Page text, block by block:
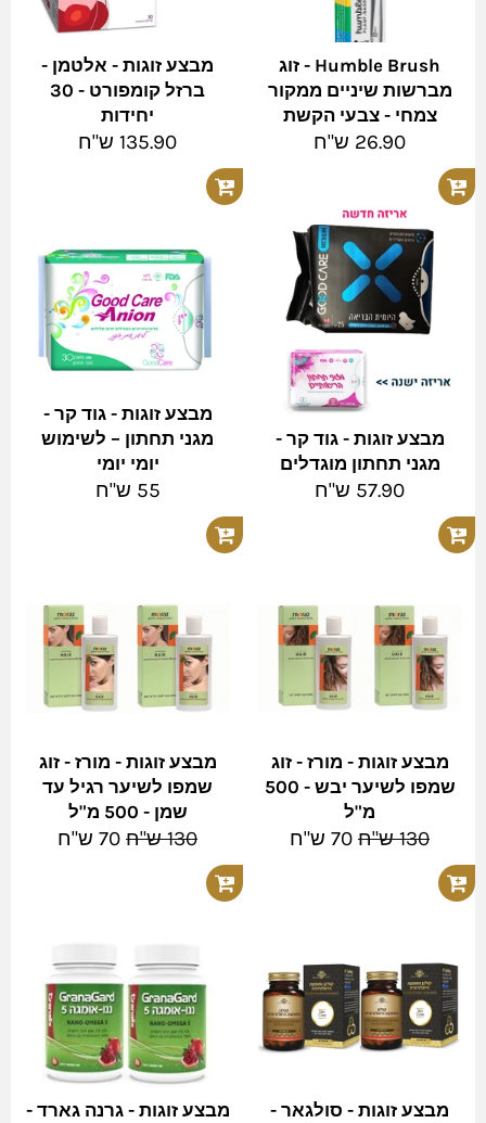
מבצע זוגות - אלטמן -
ברזל קומפורט - 30
יחידות
מחיר
135.90 ש"ח
Humble Brush - זוג
מברשות שיניים ממקור
צמחי - צבעי הקשת
מחיר
26.90 ש"ח
מבצע זוגות - גוד קר -
מגני תחתון – לשימוש
יומי יומי
מחיר
55 ש"ח
מבצע זוגות - גוד קר -
מגני תחתון מוגדלים
מחיר
57.90 ש"ח
מבצע זוגות - מורז - זוג
שמפו לשיער רגיל עד
שמן - 500 מ"ל
מחיר
130 ש"ח
מחיר
70 ש"ח
מבצע זוגות - מורז - זוג
שמפו לשיער יבש - 500
מ"ל
מחיר
130 ש"ח
מחיר
70 ש"ח
מבצע זוגות - גרנה גארד -
מבצע זוגות - סולגאר -